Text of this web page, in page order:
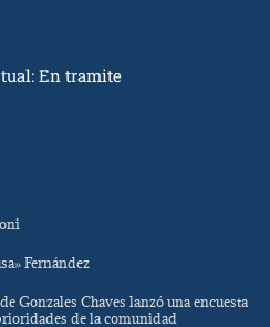
En tramite
Fernández
Gonzales Chaves lanzó una encuesta
de la comunidad